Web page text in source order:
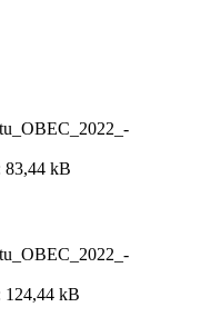
83,44 kB
124,44 kB